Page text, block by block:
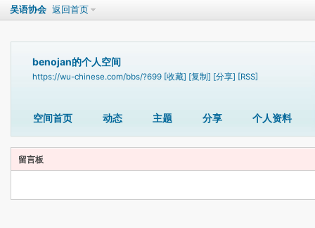
吴语协会 返回首页
benojan的个人空间
https://wu-chinese.com/bbs/?699 [收藏] [复制] [分享] [RSS]
空间首页 动态 主题 分享 个人资料
留言板